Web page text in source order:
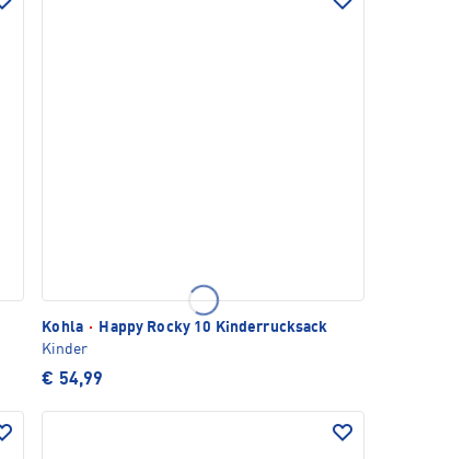
Kohla ·
Happy Rocky 10 Kinderrucksack
Kinder
€ 54,99